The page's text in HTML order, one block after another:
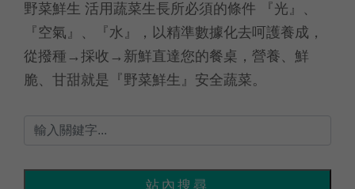
野菜鮮生 活用蔬菜生長所必須的條件 『光』、
『空氣』、『水』，以精準數據化去呵護養成，
從撥種→採收→新鮮直達您的餐桌，營養、鮮
脆、甘甜就是『野菜鮮生』安全蔬菜。